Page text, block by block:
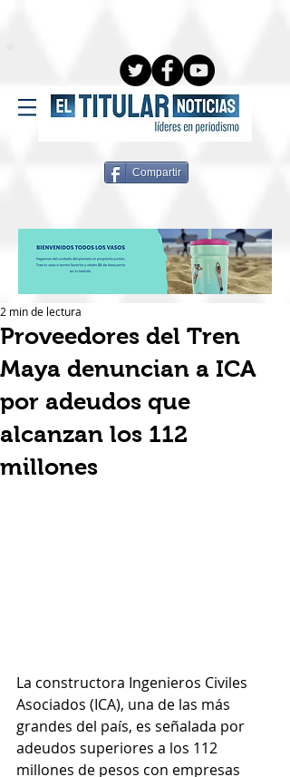
Compartir
Proveedores del Tren
Maya denuncian a ICA
por adeudos que
alcanzan los 112
millones
2 min de lectura
La constructora Ingenieros Civiles
Asociados (ICA), una de las más
grandes del país, es señalada por
adeudos superiores a los 112
millones de pesos con empresas